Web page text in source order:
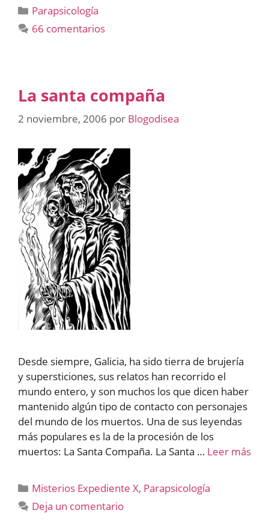
Categorías
Parapsicología
66 comentarios
La santa compaña
2 noviembre, 2006 por Blogodisea
Desde siempre, Galicia, ha sido tierra de brujería
y supersticiones, sus relatos han recorrido el
mundo entero, y son muchos los que dicen haber
mantenido algún tipo de contacto con personajes
del mundo de los muertos. Una de sus leyendas
más populares es la de la procesión de los
muertos: La Santa Compaña. La Santa … Leer más
Categorías
Misterios Expediente X, Parapsicología
Deja un comentario